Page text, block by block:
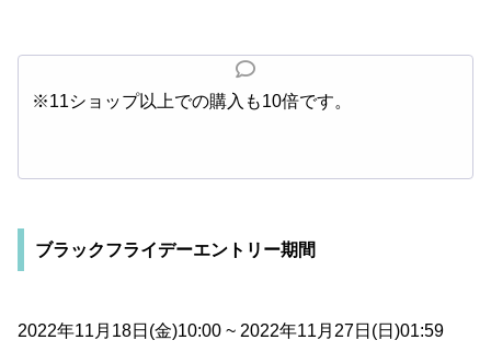
※11ショップ以上での購入も10倍です。
ブラックフライデーエントリー期間
2022年11月18日(金)10:00 ~ 2022年11月27日(日)01:59